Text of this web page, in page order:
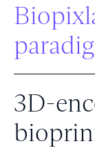
3D-